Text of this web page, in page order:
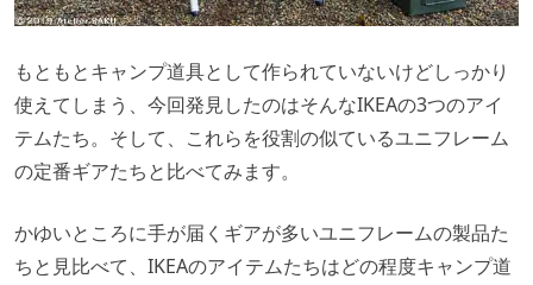
もともとキャンプ道具として作られていないけどしっかり
使えてしまう、今回発見したのはそんなIKEAの3つのアイ
テムたち。そして、これらを役割の似ているユニフレーム
の定番ギアたちと比べてみます。
かゆいところに手が届くギアが多いユニフレームの製品た
ちと見比べて、IKEAのアイテムたちはどの程度キャンプ道